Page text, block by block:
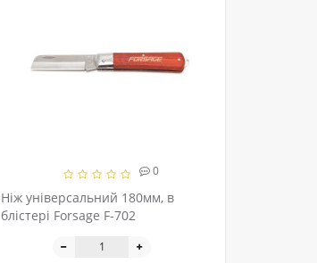
0
Ніж універсальний 180мм, в
блістері Forsage F-702